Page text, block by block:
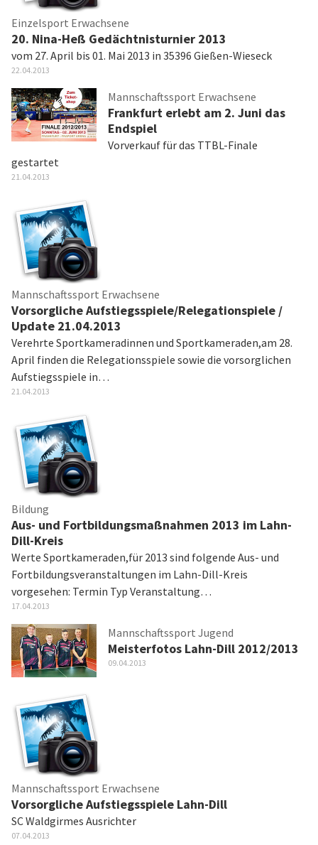
Einzelsport Erwachsene
20. Nina-Heß Gedächtnisturnier 2013
vom 27. April bis 01. Mai 2013 in 35396 Gießen-Wieseck
22.04.2013
Mannschaftssport Erwachsene
Frankfurt erlebt am 2. Juni das
Endspiel
Vorverkauf für das TTBL-Finale
gestartet
21.04.2013
Mannschaftssport Erwachsene
Vorsorgliche Aufstiegsspiele/Relegationspiele /
Update 21.04.2013
Verehrte Sportkameradinnen und Sportkameraden,am 28.
April finden die Relegationsspiele sowie die vorsorglichen
Aufstiegsspiele in…
21.04.2013
Bildung
Aus- und Fortbildungsmaßnahmen 2013 im Lahn-
Dill-Kreis
Werte Sportkameraden,für 2013 sind folgende Aus- und
Fortbildungsveranstaltungen im Lahn-Dill-Kreis
vorgesehen: Termin Typ Veranstaltung…
17.04.2013
Mannschaftssport Jugend
Meisterfotos Lahn-Dill 2012/2013
09.04.2013
Mannschaftssport Erwachsene
Vorsorgliche Aufstiegsspiele Lahn-Dill
SC Waldgirmes Ausrichter
07.04.2013